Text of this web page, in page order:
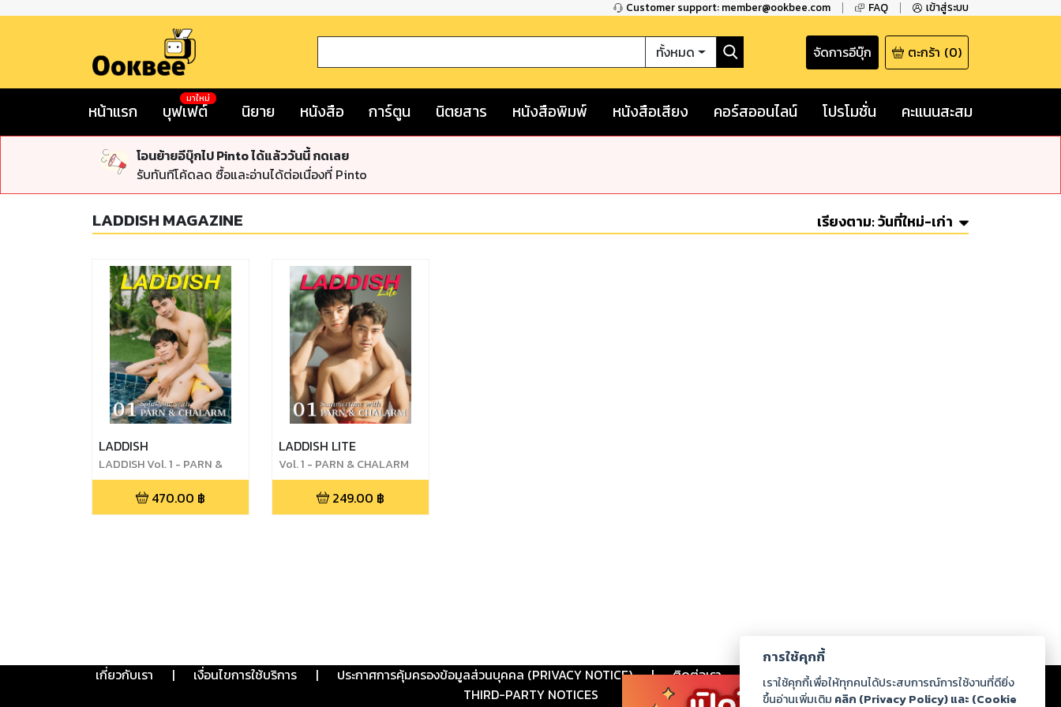
Customer support: member@ookbee.com FAQ เข้าสู่ระบบ
ทั้งหมด จัดการอีบุ๊ก ตะกร้า (0)
หน้าแรก บุฟเฟต์
มาใหม่
นิยาย หนังสือ การ์ตูน นิตยสาร หนังสือพิมพ์ หนังสือเสียง คอร์สออนไลน์ โปรโมชั่น คะแนนสะสม
โอนย้ายอีบุ๊กไป Pinto ได้แล้ววันนี้ กดเลย
รับทันทีโค้ดลด ซื้อและอ่านได้ต่อเนื่องที่ Pinto
LADDISH MAGAZINE เรียงตาม:วันที่ใหม่-เก่า
LADDISH
LADDISH Vol. 1 - PARN &
CHALARM
470.00 ฿
LADDISH LITE
Vol. 1 - PARN & CHALARM
249.00 ฿
เกี่ยวกับเรา | เงื่อนไขการใช้บริการ | ประกาศการคุ้มครองข้อมูลส่วนบุคคล (PRIVACY NOTICE) | ติดต่อเรา ร่วมงานกับเรา ดาวน์โหลด
THIRD-PARTY NOTICES
การใช้คุกกี้
เราใช้คุกกี้เพื่อให้ทุกคนได้ประสบการณ์การใช้งานที่ดียิ่ง
ขึ้นอ่านเพิ่มเติม คลิก (Privacy Policy) และ (Cookie